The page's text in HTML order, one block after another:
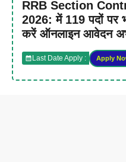
RRB Section
2026: में 119 पदों पर
करें ऑनलाइन आवेदन
Last Date Apply : Apply